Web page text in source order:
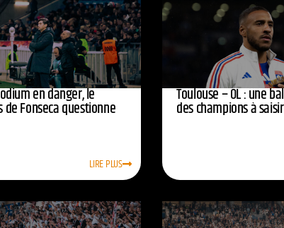
en danger, le
de Fonseca questionne
LIRE PLUS
Toulouse – OL : une
des champions à saisir